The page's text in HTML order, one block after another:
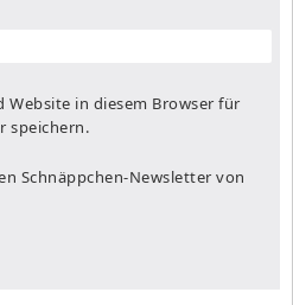
Website in diesem Browser für
speichern.
Schnäppchen-Newsletter von